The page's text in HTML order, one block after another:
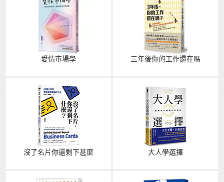
愛情市場學 三年後你的工作還在嗎
沒了名片你還剩下甚麼 大人學選擇